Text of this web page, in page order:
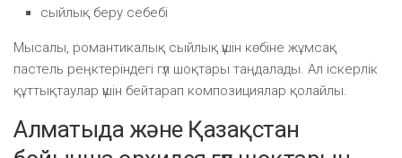
сыйлық беру себебі
Мысалы, романтикалық сыйлық үшін көбіне жұмсақ
пастель реңктеріндегі гүл шоқтары таңдалады. Ал іскерлік
құттықтаулар үшін бейтарап композициялар қолайлы.
Алматыда және Қазақстан